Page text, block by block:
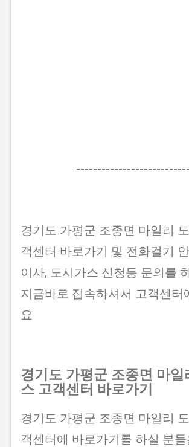
경기도 가평군 조종면 마일리
객센터 바로가기 및 전화걸기
이사, 도시가스 신청등 문의를
지금바로 접속하셔서 고객센터
요
경기도 가평군 조종면 마일
스 고객센터 바로가기
경기도 가평군 조종면 마일리
객센터에 바로가기를 하실 분